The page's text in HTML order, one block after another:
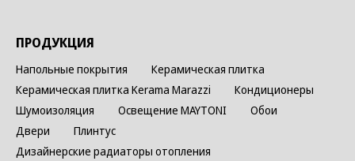
ПРОДУКЦИЯ
Напольные покрытия
Керамическая плитка
Керамическая плитка Kerama Marazzi
Кондиционеры
Шумоизоляция
Освещение MAYTONI
Обои
Двери
Плинтус
Дизайнерские радиаторы отопления